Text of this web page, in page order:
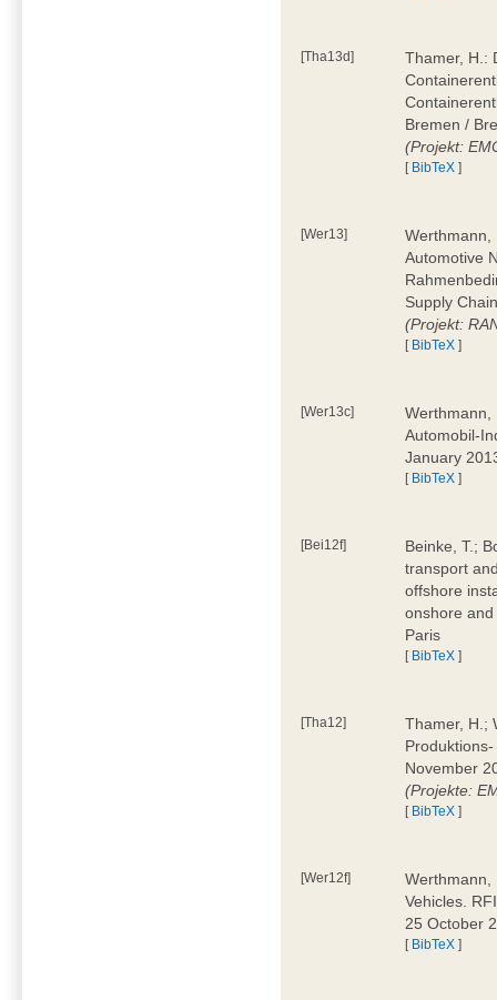
[Tha13d]
Thamer, H.:
Bremen /
(Projekt:
[ BibTeX ]
[Wer13]
Werthmann,
Automotive
Supply
(Projekt:
[ BibTeX ]
[Wer13c]
Werthmann,
Automobil-
January
[ BibTeX ]
[Bei12f]
Beinke, T.;
transport
offshore
onshore
Paris
[ BibTeX ]
[Tha12]
Thamer, H.;
November
(Projekte:
[ BibTeX ]
[Wer12f]
Werthmann,
Vehicles.
25 October
[ BibTeX ]